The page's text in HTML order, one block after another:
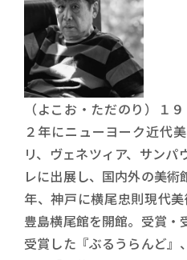
（よこお・ただのり）１
２年にニューヨーク近代
リ、ヴェネツィア、サン
レに出展し、国内外の美術
年、神戸に横尾忠則現代
豊島横尾館を開館。受賞・
受賞した『ぶるうらんど』